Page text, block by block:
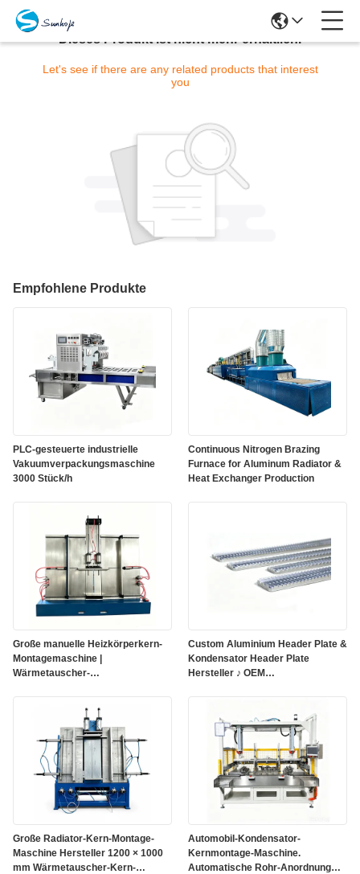
Dieses Produkt ist nicht mehr erhältlich.
Let's see if there are any related products that interest
you
Empfohlene Produkte
PLC-gesteuerte industrielle
Vakuumverpackungsmaschine
3000 Stück/h
Continuous Nitrogen Brazing
Furnace for Aluminum Radiator &
Heat Exchanger Production
Große manuelle Heizkörperkern-
Montagemaschine |
Wärmetauscher-
Custom Aluminium Header Plate &
Kondensator Header Plate
Hersteller ♪ OEM
Große Radiator-Kern-Montage-
Maschine Hersteller 1200 × 1000
mm Wärmetauscher-Kern-
Automobil-Kondensator-
Kernmontage-Maschine.
Automatische Rohr-Anordnung